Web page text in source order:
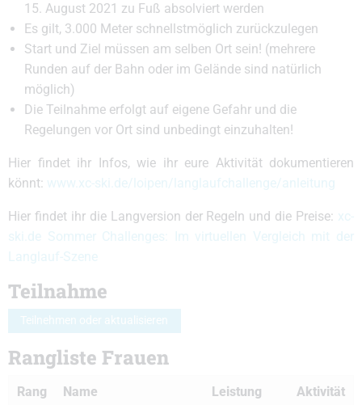
15. August 2021 zu Fuß absolviert werden
Es gilt, 3.000 Meter schnellstmöglich zurückzulegen
Start und Ziel müssen am selben Ort sein! (mehrere
Runden auf der Bahn oder im Gelände sind natürlich
möglich)
Die Teilnahme erfolgt auf eigene Gefahr und die
Regelungen vor Ort sind unbedingt einzuhalten!
Hier findet ihr Infos, wie ihr eure Aktivität dokumentieren
könnt: www.xc-ski.de/loipen/langlaufchallenge/anleitung
Hier findet ihr die Langversion der Regeln und die Preise: xc-
ski.de Sommer Challenges: Im virtuellen Vergleich mit der
Langlauf-Szene
Teilnahme
Teilnehmen oder aktualisieren
Rangliste Frauen
Rang Name Leistung Aktivität